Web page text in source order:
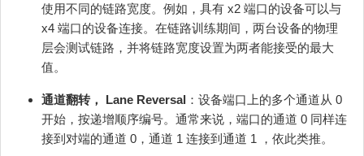
使用不同的链路宽度。例如，具有 x2 端口的设备可以与
x4 端口的设备连接。在链路训练期间，两台设备的物理
层会测试链路，并将链路宽度设置为两者能接受的最大
值。
通道翻转， Lane Reversal ：设备端口上的多个通道从 0
开始，按递增顺序编号。通常来说，端口的通道 0 同样连
接到对端的通道 0，通道 1 连接到通道 1 ，依此类推。